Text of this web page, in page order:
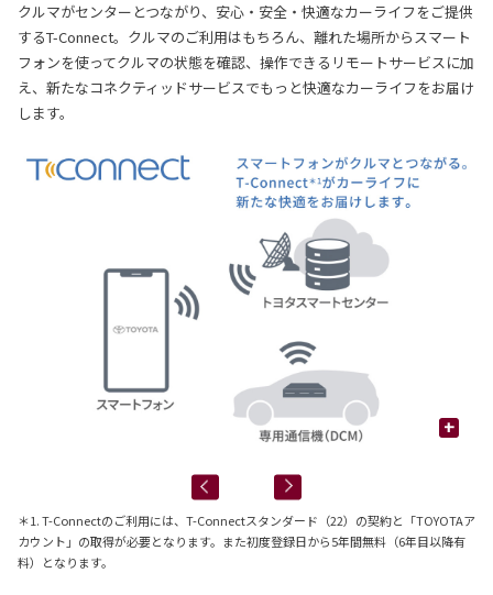
クルマがセンターとつながり、安心・安全・快適なカーライフをご提供
するT-Connect。クルマのご利用はもちろん、離れた場所からスマート
フォンを使ってクルマの状態を確認、操作できるリモートサービスに加
え、新たなコネクティッドサービスでもっと快適なカーライフをお届け
します。
+
＊1. T-Connectのご利用には、T-Connectスタンダード（22）の契約と「TOYOTAア
カウント」の取得が必要となります。また初度登録日から5年間無料（6年目以降有
料）となります。